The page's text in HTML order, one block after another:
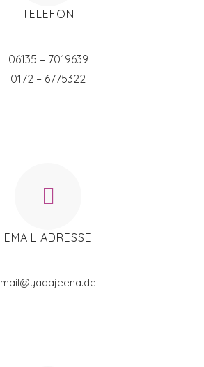
TELEFON
06135 – 7019639
0172 – 6775322
EMAIL ADRESSE
mail@yadajeena.de